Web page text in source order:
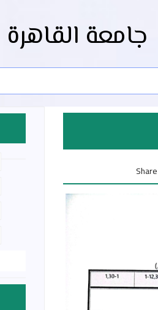
جامعة القاهرة